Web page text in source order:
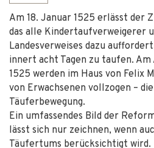
Am 18. Januar 1525 erlässt der
das alle Kindertaufverweigerer
Landesverweises dazu
innert acht Tagen zu taufen. Am
1525 werden im Haus von Felix
von Erwachsenen vollzogen –
Täuferbewegung.
Ein umfassendes Bild der
lässt sich nur zeichnen, wenn
Täufertums berücksichtigt wird.